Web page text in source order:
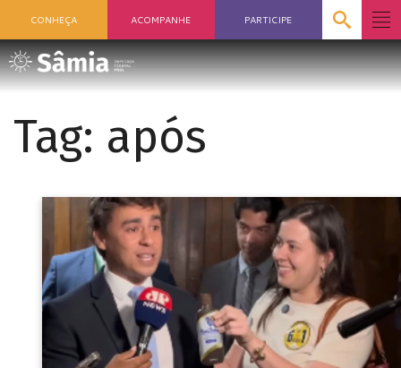
CONHEÇA ACOMPANHE PARTICIPE
Tag: após